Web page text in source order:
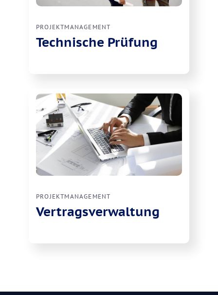
PROJEKTMANAGEMENT
Technische Prüfung
PROJEKTMANAGEMENT
Vertragsverwaltung